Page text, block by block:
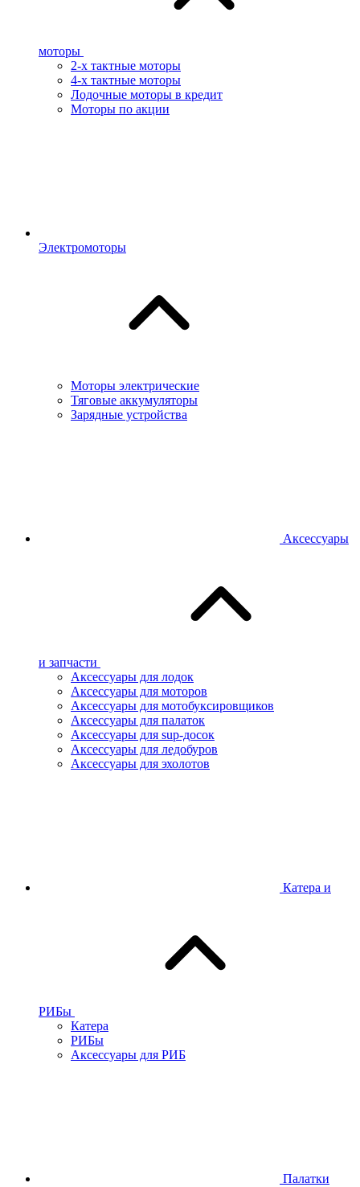
моторы
2-х тактные моторы
4-х тактные моторы
Лодочные моторы в кредит
Моторы по акции
Электромоторы
Моторы электрические
Тяговые аккумуляторы
Зарядные устройства
Аксессуары
и запчасти
Аксессуары для лодок
Аксессуары для моторов
Аксессуары для мотобуксировщиков
Аксессуары для палаток
Аксессуары для sup-досок
Аксессуары для ледобуров
Аксессуары для эхолотов
Катера и
РИБы
Катера
РИБы
Аксессуары для РИБ
Палатки